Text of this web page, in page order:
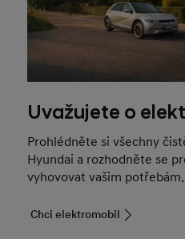
Uvažujete o
Prohlédněte si všechny
Hyundai a rozhodněte se
vyhovovat vašim potřebám.
Chci elektromobil